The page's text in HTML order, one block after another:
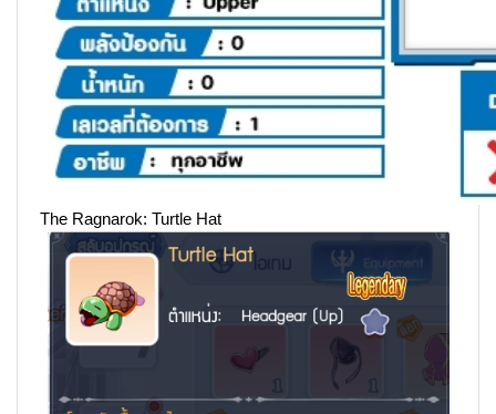
The Ragnarok: Turtle Hat